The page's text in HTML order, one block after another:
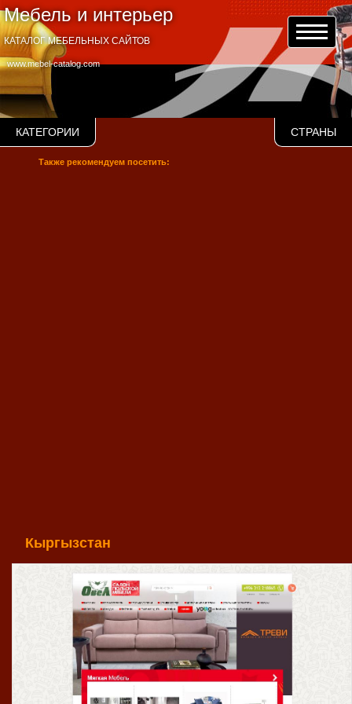
Мебель и интерьер
www.mebel-catalog.com
КАТАЛОГ МЕБЕЛЬНЫХ САЙТОВ
КАТЕГОРИИ СТРАНЫ
Также рекомендуем посетить:
Кыргызстан